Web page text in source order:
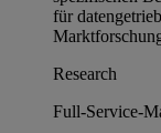
für
Research
Full-Service-